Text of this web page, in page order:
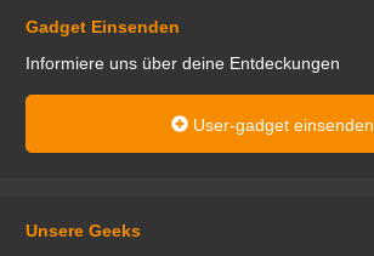
Gadget Einsenden
Informiere uns über deine Entdeckungen
User-gadget einsenden
Unsere Geeks